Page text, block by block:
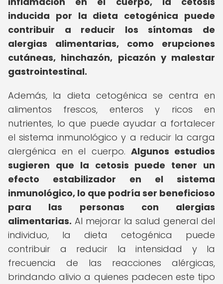
inducida por la dieta cetogénica puede
contribuir a reducir los síntomas de
alergias alimentarias, como erupciones
cutáneas, hinchazón, picazón y malestar
gastrointestinal.
Además, la dieta cetogénica se centra en
alimentos frescos, enteros y ricos en
nutrientes, lo que puede ayudar a fortalecer
el sistema inmunológico y a reducir la carga
alergénica en el cuerpo. Algunos estudios
sugieren que la cetosis puede tener un
efecto estabilizador en el sistema
inmunológico, lo que podría ser beneficioso
para las personas con alergias
alimentarias. Al mejorar la salud general del
individuo, la dieta cetogénica puede
contribuir a reducir la intensidad y la
frecuencia de las reacciones alérgicas,
brindando alivio a quienes padecen este tipo